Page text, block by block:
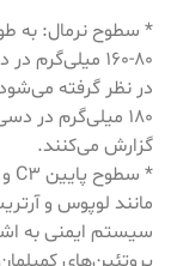
گزارش می‌کنند.
مانند لوپوس و
سیستم ایمنی به